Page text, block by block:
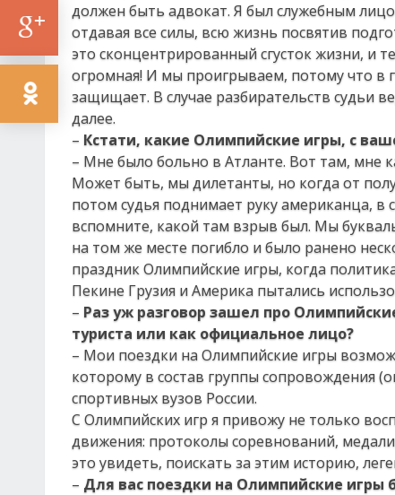
должен быть адвокат. Я был служебным
отдавая все силы, всю жизнь посвятив
это сконцентрированный сгусток жизни, и
огромная! И мы проигрываем, потому что в
защищает. В случае разбирательств судьи
далее.
– Кстати, какие Олимпийские игры, с
– Мне было больно в Атланте. Вот там, мне
Может быть, мы дилетанты, но когда от
потом судья поднимает руку американца, в
вспомните, какой там взрыв был. Мы
на том же месте погибло и было ранено
праздник Олимпийские игры, когда
Пекине Грузия и Америка пытались
– Раз уж разговор зашел про
туриста или как официальное лицо?
– Мои поездки на Олимпийские игры
которому в состав группы сопровождения
спортивных вузов России.
С Олимпийских игр я привожу не только
движения: протоколы соревнований,
это увидеть, поискать за этим историю,
– Для вас поездки на Олимпийские игры